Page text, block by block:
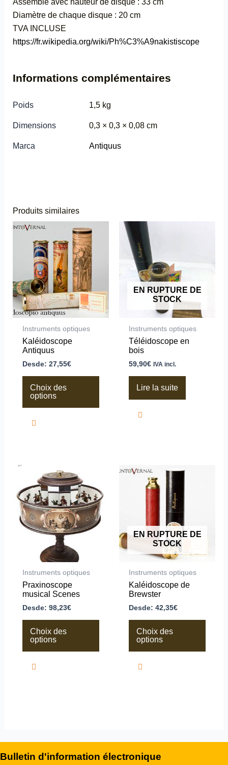
Diamètre de chaque disque : 20 cm
TVA INCLUSE
https://fr.wikipedia.org/wiki/Ph%C3%A9nakistiscope
Informations complémentaires
Poids 1,5 kg
Dimensions 0,3 × 0,3 × 0,08 cm
Marca Antiquus
Produits similaires
Instruments optiques
Kaléidoscope
Antiquus
Desde: 27,55€
Choix des
options
Ce
plusieurs
variations.
Les
options
peuvent
être
choisies
sur
la
page
du
produit
EN RUPTURE DE
STOCK
Instruments optiques
Téléidoscope en
bois
59,90€ IVA incl.
Lire la suite
Instruments optiques
Praxinoscope
musical Scenes
Desde: 98,23€
Choix des
options
produit
a
plusieurs
variations.
Les
options
peuvent
choisies
la
du
produit
EN RUPTURE DE
STOCK
Instruments optiques
Kaléidoscope de
Brewster
Desde:42,35€
Choix des
options
Ce
produit
plusieurs
variations.
options
peuvent
la
page
du
produit
Bulletin d'information électronique